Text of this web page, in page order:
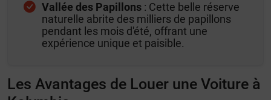
Vallée des Papillons : Cette belle réserve
naturelle abrite des milliers de papillons
pendant les mois d'été, offrant une
expérience unique et paisible.
Les Avantages de Louer une Voiture à